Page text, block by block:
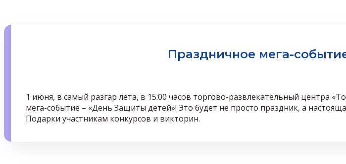
Праздничное мега-
1 июня, в самый разгар лета, в 15:00 часов торгово-развлекательный центра
мега-событие – «День Защиты детей»! Это будет не просто праздник, а
Подарки участникам конкурсов и викторин.